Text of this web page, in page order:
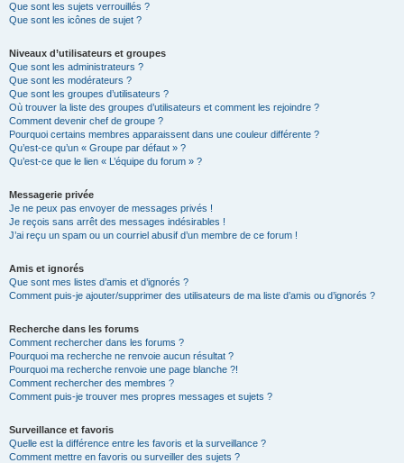
Que sont les sujets verrouillés ?
Que sont les icônes de sujet ?
Niveaux d’utilisateurs et groupes
Que sont les administrateurs ?
Que sont les modérateurs ?
Que sont les groupes d’utilisateurs ?
Où trouver la liste des groupes d’utilisateurs et comment les rejoindre ?
Comment devenir chef de groupe ?
Pourquoi certains membres apparaissent dans une couleur différente ?
Qu’est-ce qu’un « Groupe par défaut » ?
Qu’est-ce que le lien « L’équipe du forum » ?
Messagerie privée
Je ne peux pas envoyer de messages privés !
Je reçois sans arrêt des messages indésirables !
J’ai reçu un spam ou un courriel abusif d’un membre de ce forum !
Amis et ignorés
Que sont mes listes d’amis et d’ignorés ?
Comment puis-je ajouter/supprimer des utilisateurs de ma liste d’amis ou d’ignorés ?
Recherche dans les forums
Comment rechercher dans les forums ?
Pourquoi ma recherche ne renvoie aucun résultat ?
Pourquoi ma recherche renvoie une page blanche ?!
Comment rechercher des membres ?
Comment puis-je trouver mes propres messages et sujets ?
Surveillance et favoris
Quelle est la différence entre les favoris et la surveillance ?
Comment mettre en favoris ou surveiller des sujets ?